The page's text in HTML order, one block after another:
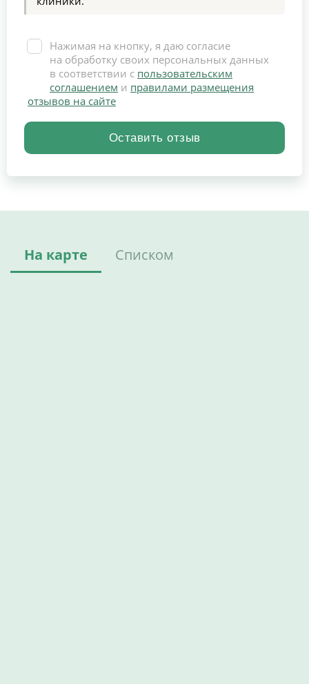
Нажимая на кнопку, я даю согласие
на обработку своих персональных данных
в соответствии с пользовательским
соглашением и правилами размещения
отзывов на сайте
На карте Списком